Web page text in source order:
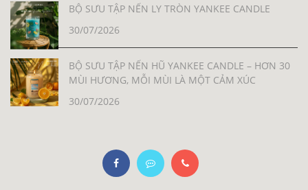
BỘ SƯU TẬP NẾN LY TRÒN YANKEE CANDLE
30/07/2026
BỘ SƯU TẬP NẾN HŨ YANKEE CANDLE – HƠN 30
MÙI HƯƠNG, MỖI MÙI LÀ MỘT CẢM XÚC
30/07/2026